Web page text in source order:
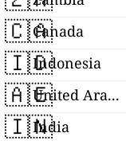
🇨🇦Canada
🇮🇩Indonesia
🇦🇪 United Arab Emirates
🇮🇳
India